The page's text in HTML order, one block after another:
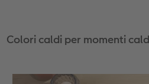
Colori caldi per momenti